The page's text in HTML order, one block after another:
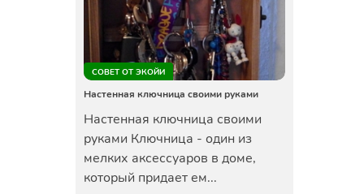
СОВЕТ ОТ ЭКОЙИ
Настенная ключница своими руками
Настенная ключница своими
руками Ключница - один из
мелких аксессуаров в доме,
который придает ем...